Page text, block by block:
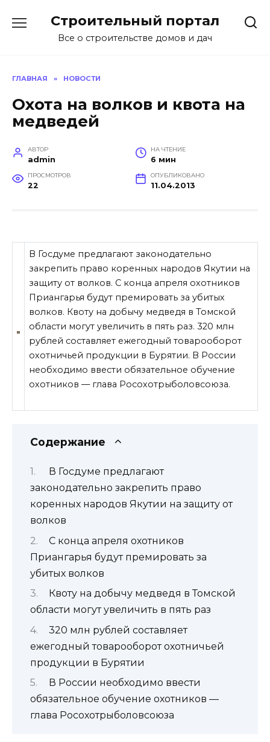
содержанию
Строительный портал
Все о строительстве домов и дач
ГЛАВНАЯ » НОВОСТИ
Охота на волков и квота на
медведей
АВТОР
admin
НА ЧТЕНИЕ
6 мин
ПРОСМОТРОВ
22
ОПУБЛИКОВАНО
11.04.2013
В Госдуме предлагают законодательно
закрепить право коренных народов Якутии на
защиту от волков. С конца апреля охотников
Приангарья будут премировать за убитых
волков. Квоту на добычу медведя в Томской
области могут увеличить в пять раз. 320 млн
рублей составляет ежегодный товарооборот
охотничьей продукции в Бурятии. В России
необходимо ввести обязательное обучение
охотников — глава Росохотрыболовсоюза.
Содержание
В Госдуме предлагают
законодательно закрепить право
коренных народов Якутии на защиту от
волков
С конца апреля охотников
Приангарья будут премировать за
убитых волков
Квоту на добычу медведя в Томской
области могут увеличить в пять раз
320 млн рублей составляет
ежегодный товарооборот охотничьей
продукции в Бурятии
В России необходимо ввести
обязательное обучение охотников —
глава Росохотрыболовсоюза